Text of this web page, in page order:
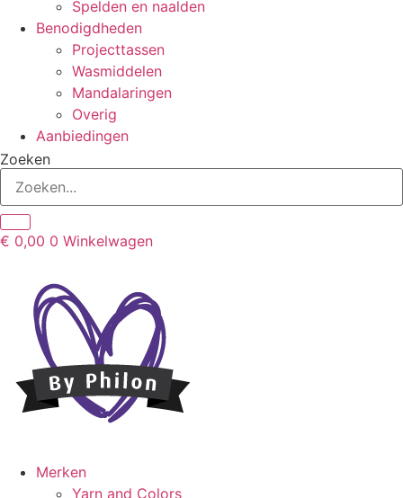
Spelden en naalden
Benodigdheden
Projecttassen
Wasmiddelen
Mandalaringen
Overig
Aanbiedingen
Zoeken
€ 0,00 0 Winkelwagen
Merken
Yarn and Colors